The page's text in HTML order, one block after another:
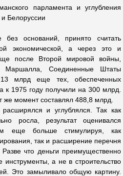
парламента и углубления
Белоруссии
оснований, принято считать
экономической, а через это и
после Второй мировой войны,
Маршалла, Соединенные Штаты
13 млрд еще тех, обеспеченных
к 1975 году получили на 300 млрд.
момент составлял 488,8 млрд.
и углублялся. Так как
росла, результат оценивался
еще больше стимулируя, как
так и расширение перечня
что деньги преимущественно
а не в строительство
Это замыливало общую картину.